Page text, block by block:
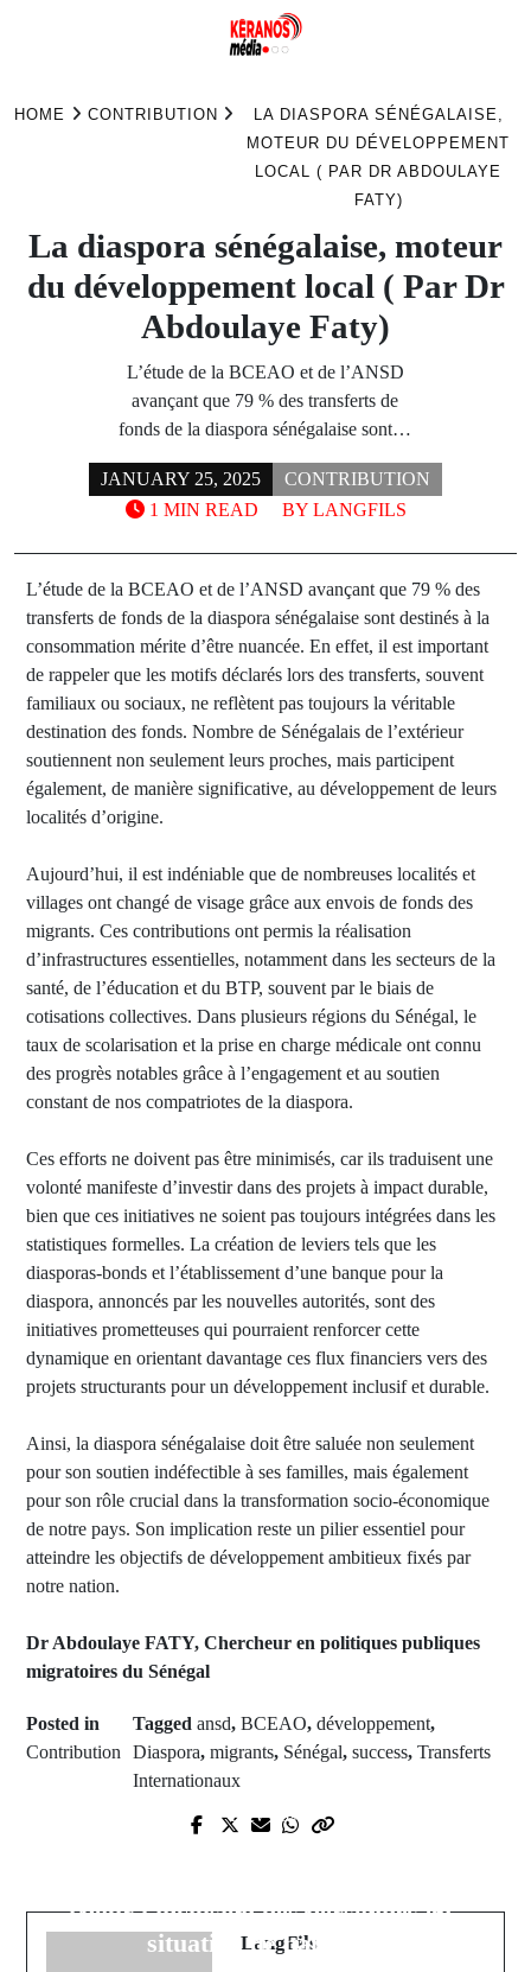
HOME CONTRIBUTION
LA DIASPORA SÉNÉGALAISE,
MOTEUR DU DÉVELOPPEMENT
LOCAL ( PAR DR ABDOULAYE
FATY)
La diaspora sénégalaise, moteur
du développement local ( Par Dr
Abdoulaye Faty)
L’étude de la BCEAO et de l’ANSD
avançant que 79 % des transferts de
fonds de la diaspora sénégalaise sont…
JANUARY 25, 2025
CONTRIBUTION
BY LANGFILS
1 MIN READ
L’étude de la BCEAO et de l’ANSD avançant que 79 % des
transferts de fonds de la diaspora sénégalaise sont destinés à la
consommation mérite d’être nuancée. En effet, il est important
de rappeler que les motifs déclarés lors des transferts, souvent
familiaux ou sociaux, ne reflètent pas toujours la véritable
destination des fonds. Nombre de Sénégalais de l’extérieur
soutiennent non seulement leurs proches, mais participent
également, de manière significative, au développement de leurs
localités d’origine.
Aujourd’hui, il est indéniable que de nombreuses localités et
villages ont changé de visage grâce aux envois de fonds des
migrants. Ces contributions ont permis la réalisation
d’infrastructures essentielles, notamment dans les secteurs de la
santé, de l’éducation et du BTP, souvent par le biais de
cotisations collectives. Dans plusieurs régions du Sénégal, le
taux de scolarisation et la prise en charge médicale ont connu
des progrès notables grâce à l’engagement et au soutien
constant de nos compatriotes de la diaspora.
Ces efforts ne doivent pas être minimisés, car ils traduisent une
volonté manifeste d’investir dans des projets à impact durable,
bien que ces initiatives ne soient pas toujours intégrées dans les
statistiques formelles. La création de leviers tels que les
diasporas-bonds et l’établissement d’une banque pour la
diaspora, annoncés par les nouvelles autorités, sont des
initiatives prometteuses qui pourraient renforcer cette
dynamique en orientant davantage ces flux financiers vers des
projets structurants pour un développement inclusif et durable.
Ainsi, la diaspora sénégalaise doit être saluée non seulement
pour son soutien indéfectible à ses familles, mais également
pour son rôle crucial dans la transformation socio-économique
de notre pays. Son implication reste un pilier essentiel pour
atteindre les objectifs de développement ambitieux fixés par
notre nation.
Dr Abdoulaye FATY, Chercheur en politiques publiques
migratoires du Sénégal
Posted in
Contribution
Tagged ansd, BCEAO, développement,
Diaspora, migrants, Sénégal, success, Transferts
Internationaux
Prev Post
l’immunité parlementaire de Farba
pour l'inclusion des personnes en
situation de handicap
LangFils